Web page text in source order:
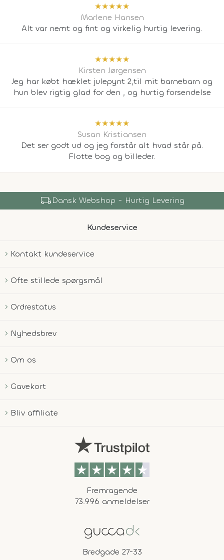
★★★★★
Marlene Hansen
Alt var nemt og fint og virkelig hurtig levering.
★★★★★
Kirsten Jørgensen
Jeg har købt hæklet julepynt 2,til mit barnebarn og
hun blev rigtig glad for den , og hurtig forsendelse
★★★★★
Susan Kristiansen
Det ser godt ud og jeg forstår alt hvad står på.
Flotte bog og billeder.
local_shippingDansk Webshop - Hurtig Levering
Kundeservice
Kontakt kundeservice
Ofte stillede spørgsmål
Ordrestatus
Nyhedsbrev
Om os
Gavekort
Bliv affiliate
Fremragende
73.996 anmeldelser
Bredgade 27-33